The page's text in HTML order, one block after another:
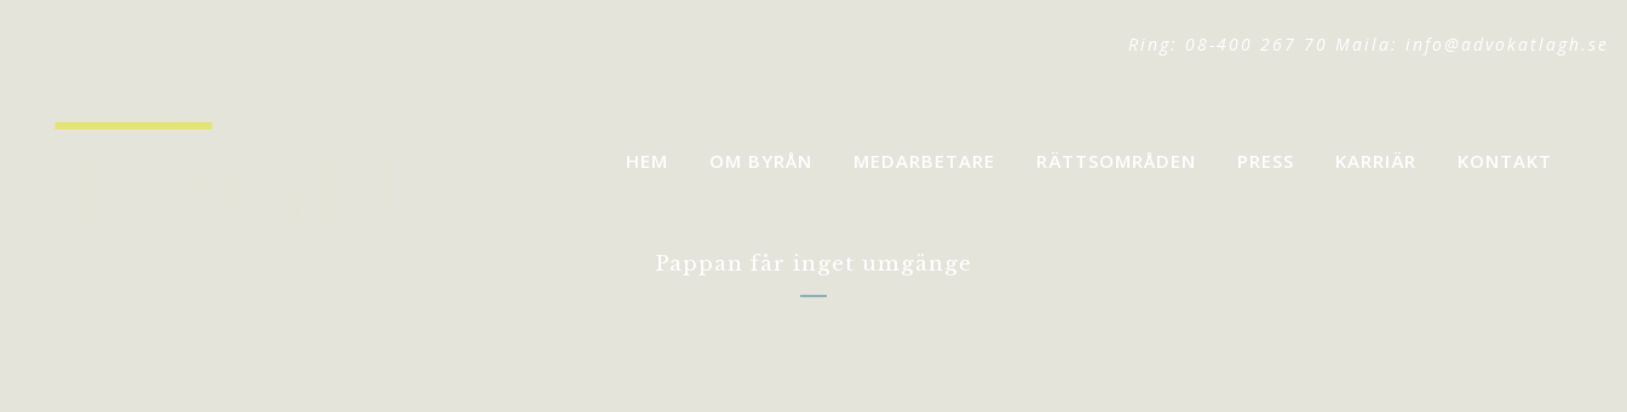
Ring: 08-400 267 70 Maila: info@advokatlagh.se
HEM OM BYRÅN MEDARBETARE RÄTTSOMRÅDEN PRESS KARRIÄR KONTAKT
Pappan får inget umgänge